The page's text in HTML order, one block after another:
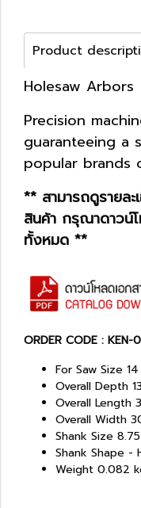
Product
Holesaw Arbors
Precision
guaranteeing a
popular brands
** สามารถดูรายล
สินค้า กรุณาดาวน์
ทั้งหมด **
ORDER CODE :
For Saw Size
Overall Depth
Overall Length
Overall Width
Shank Size
Shank Shape -
Weight 0.082